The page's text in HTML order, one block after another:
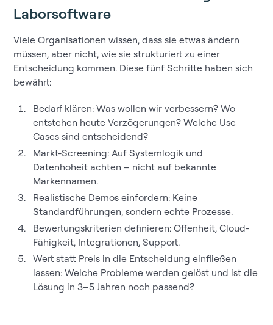
Laborsoftware
Viele Organisationen wissen, dass sie etwas ändern
müssen, aber nicht, wie sie strukturiert zu einer
Entscheidung kommen. Diese fünf Schritte haben sich
bewährt:
Bedarf klären: Was wollen wir verbessern? Wo
entstehen heute Verzögerungen? Welche Use
Cases sind entscheidend?
Markt-Screening: Auf Systemlogik und
Datenhoheit achten – nicht auf bekannte
Markennamen.
Realistische Demos einfordern: Keine
Standardführungen, sondern echte Prozesse.
Bewertungskriterien definieren: Offenheit, Cloud-
Fähigkeit, Integrationen, Support.
Wert statt Preis in die Entscheidung einfließen
lassen: Welche Probleme werden gelöst und ist die
Lösung in 3–5 Jahren noch passend?